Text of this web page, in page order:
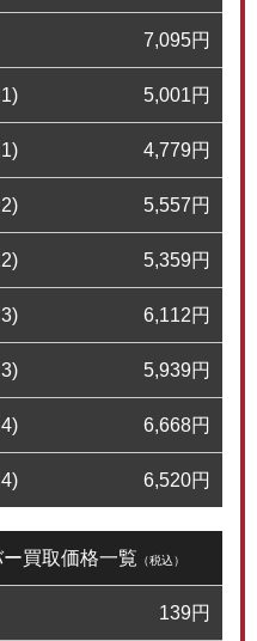
7,095円
5,001円
4,779円
5,557円
5,359円
6,112円
5,939円
6,668円
6,520円
買取価格一覧 （税込）
139円